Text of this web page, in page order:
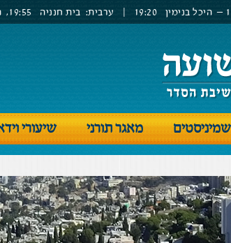
היכל בנימין ערבית: בית חנניה
מאגר תורני שיעורי